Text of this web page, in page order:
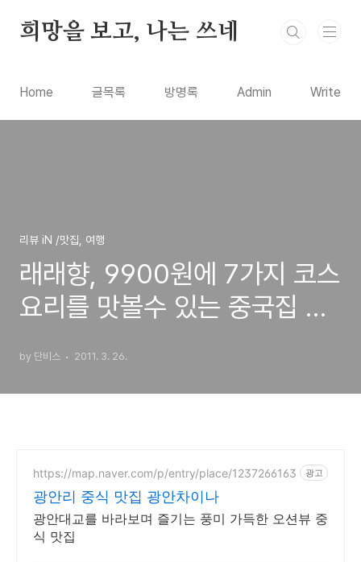
희망을 보고, 나는 쓰네
Home 글목록 방명록 Admin Write
리뷰 iN /맛집, 여행
래래향, 9900원에 7가지 코스
요리를 맛볼수 있는 중국집 중
by 단비스 2011. 3. 26.
https://map.naver.com/p/entry/place/1237266163 광고
광안리 중식 맛집 광안차이나
광안대교를 바라보며 즐기는 풍미 가득한 오션뷰 중
식 맛집